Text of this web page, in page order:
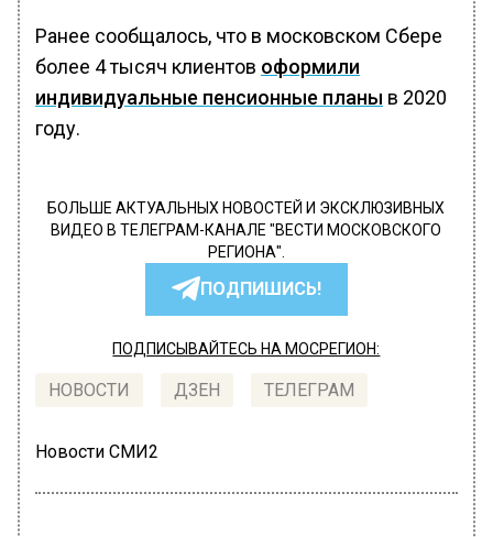
Ранее сообщалось, что в московском Сбере
более 4 тысяч клиентов оформили
индивидуальные пенсионные планы в 2020
году.
БОЛЬШЕ АКТУАЛЬНЫХ НОВОСТЕЙ И ЭКСКЛЮЗИВНЫХ
ВИДЕО В ТЕЛЕГРАМ-КАНАЛЕ "ВЕСТИ МОСКОВСКОГО
РЕГИОНА".
ПОДПИШИСЬ!
ПОДПИСЫВАЙТЕСЬ НА МОСРЕГИОН:
НОВОСТИ ДЗЕН ТЕЛЕГРАМ
Новости СМИ2